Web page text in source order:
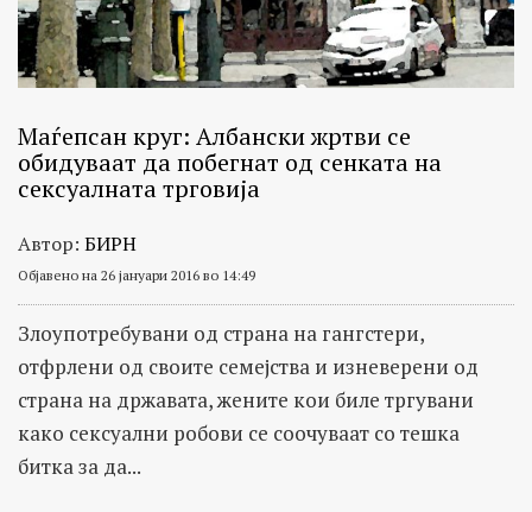
Маѓепсан круг: Албански жртви се
обидуваат да побегнат од сенката на
сексуалната трговија
Автор: БИРН
Објавено на 26 јануари 2016 во 14:49
Злоупотребувани од страна на гангстери,
отфрлени од своите семејства и изневерени од
страна на државата, жените кои биле тргувани
како сексуални робови се соочуваат со тешка
битка за да...